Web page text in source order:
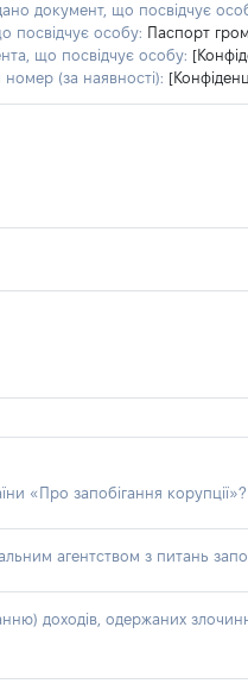
документ, що посвідчує
посвідчує особу: Паспорт
що посвідчує особу:
номер (за наявності):
«Про запобігання корупції»?
агентством з питань
доходів, одержаних